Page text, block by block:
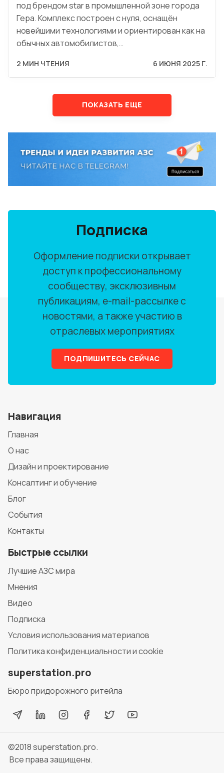
под брендом star в промышленной зоне города
Гера. Комплекс построен с нуля, оснащён
новейшими технологиями и ориентирован как на
обычных автомобилистов,…
2 МИН ЧТЕНИЯ 6 ИЮНЯ 2025 Г.
ПОКАЗАТЬ ЕЩЕ
Подписка
Оформление подписки открывает
доступ к профессиональному
сообществу, эксклюзивным
публикациям, e-mail-рассылке с
новостями, а также участию в
отраслевых мероприятиях
ПОДПИШИТЕСЬ СЕЙЧАС
Навигация
Главная
О нас
Дизайн и проектирование
Консалтинг и обучение
Блог
События
Контакты
Быстрые ссылки
Лучшие АЗС мира
Мнения
Видео
Подписка
Условия использования материалов
Политика конфиденциальности и cookie
superstation.pro
Бюро придорожного ритейла
©2018superstation.pro.
Все права защищены.